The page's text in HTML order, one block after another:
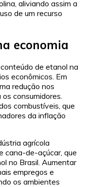
aliviando assim a
de um recurso
economia
de etanol na
econômicos. Em
redução nos
consumidores.
combustíveis, que
da inflação
agrícola
cana-de-açúcar, que
no Brasil. Aumentar
empregos e
os ambientes